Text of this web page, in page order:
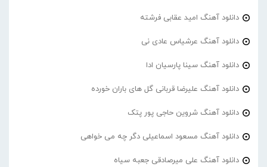
دانلود آهنگ امید عقابی فرشته
دانلود آهنگ عرشیاس عادی نی
دانلود آهنگ سینا پارسیان ادا
دانلود آهنگ علیرضا قربانی گل های باران خورده
دانلود آهنگ شروین حاجی پور پتک
دانلود آهنگ مسعود اسماعیلی دگر چه می خواهی
دانلود آهنگ علی میرصادقی جعبه سیاه